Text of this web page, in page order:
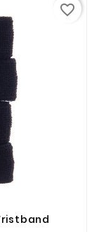
favorite_border